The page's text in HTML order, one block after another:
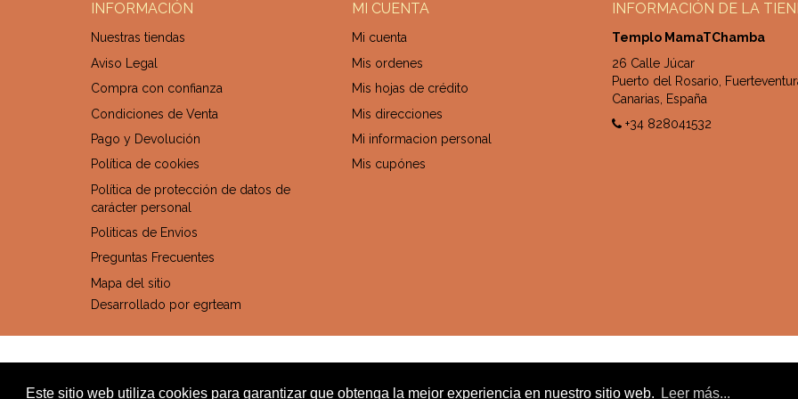
Este sitio web utiliza cookies para garantizar que obtenga la mejor experiencia en nuestro sitio web. Leer más...
INFORMACIÓN
Nuestras tiendas
Aviso Legal
Compra con confianza
Condiciones de Venta
Pago y Devolución
Política de cookies
Política de protección de datos de
carácter personal
Politicas de Envios
Preguntas Frecuentes
Mapa del sitio
Desarrollado por egrteam
MI CUENTA
Mi cuenta
Mis ordenes
Mis hojas de crédito
Mis direcciones
Mi informacion personal
Mis cupónes
INFORMACIÓN DE LA
Templo MamaTChamba
26 Calle Júcar
Puerto del Rosario,
Canarias, España
+34 828041532